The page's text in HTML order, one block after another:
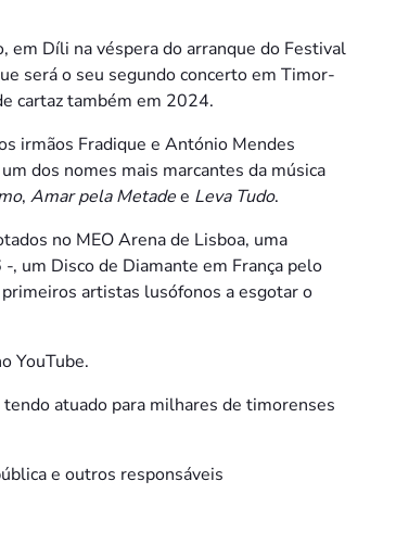
em Díli na véspera do arranque do Festival
será o seu segundo concerto em Timor-
cartaz também em 2024.
irmãos Fradique e António Mendes
dos nomes mais marcantes da música
, Amar pela Metadee Leva Tudo.
no MEO Arena de Lisboa, uma
, um Disco de Diamante em França pelo
artistas lusófonos a esgotar o
YouTube.
atuado para milhares de timorenses
e outros responsáveis